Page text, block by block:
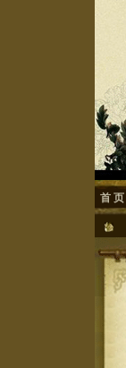
首 页